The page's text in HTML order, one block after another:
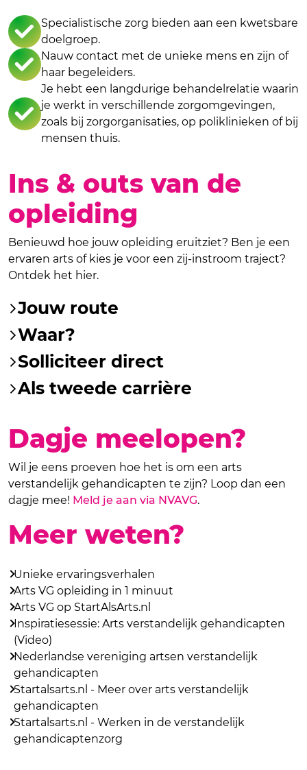
Specialistische zorg bieden aan een kwetsbare
doelgroep.
Nauw contact met de unieke mens en zijn of
haar begeleiders.
Je hebt een langdurige behandelrelatie waarin
je werkt in verschillende zorgomgevingen,
zoals bij zorgorganisaties, op poliklinieken of bij
mensen thuis.
Ins & outs van de
opleiding
Benieuwd hoe jouw opleiding eruitziet? Ben je een
ervaren arts of kies je voor een zij-instroom traject?
Ontdek het hier.
Jouw route
Waar?
Solliciteer direct
Als tweede carrière
Dagje meelopen?
Wil je eens proeven hoe het is om een arts
verstandelijk gehandicapten te zijn? Loop dan een
dagje mee! Meld je aan via NVAVG.
Meer weten?
Unieke ervaringsverhalen
Arts VG opleiding in 1 minuut
Arts VG op StartAlsArts.nl
Inspiratiesessie: Arts verstandelijk gehandicapten
(Video)
Nederlandse vereniging artsen verstandelijk
gehandicapten
Startalsarts.nl - Meer over arts verstandelijk
gehandicapten
Startalsarts.nl - Werken in de verstandelijk
gehandicaptenzorg